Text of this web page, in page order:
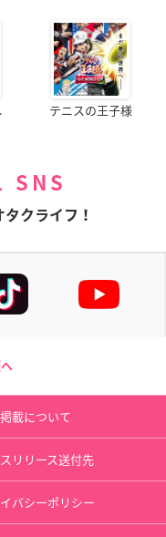
テニスの王子様
SNS
クライフ！
載について
リリース送付先
バシーポリシー